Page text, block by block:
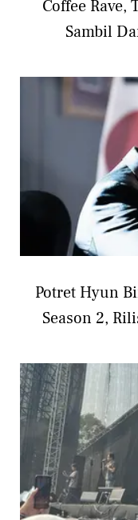
Coffee
Sambil
Potret Hyun
Season 2,